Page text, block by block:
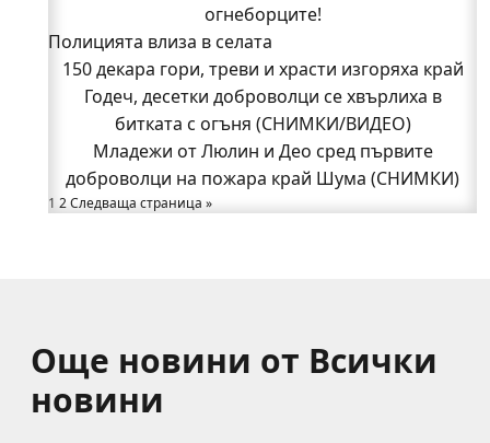
Годеч, десетки доброволци се хвърлиха в
битката с огъня (СНИМКИ/ВИДЕО)
Полицията влиза в селата
Възможни са прекъсвания на тока утре в части
от община Годеч
Какво накара Яна и Станимир да изберат Годеч
пред живота в чужбина? (ВИДЕО)
Родов оброк събра поколения под старата круша
огнеборците!
Полицията влиза в селата
150 декара гори, треви и храсти изгоряха край
Годеч, десетки доброволци се хвърлиха в
битката с огъня (СНИМКИ/ВИДЕО)
Младежи от Люлин и Део сред първите
доброволци на пожара край Шума (СНИМКИ)
1 2Следваща страница »
Още новини от Всички
новини